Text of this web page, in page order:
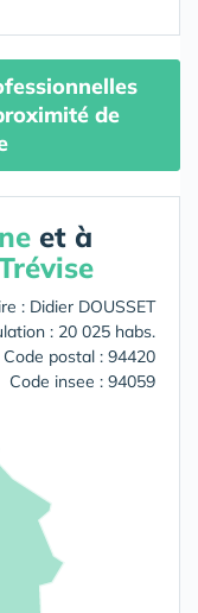
de
et à
: Didier DOUSSET
: 20 025 habs.
Code postal : 94420
Code insee : 94059